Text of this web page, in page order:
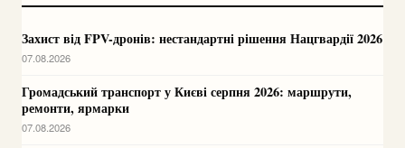
Захист від FPV-дронів: нестандартні рішення Нацгвардії 2026
07.08.2026
Громадський транспорт у Києві серпня 2026: маршрути,
ремонти, ярмарки
07.08.2026